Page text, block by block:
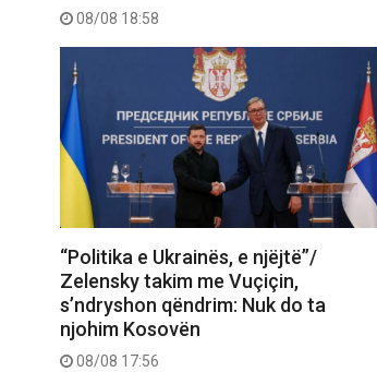
08/08 18:58
“Politika e Ukrainës, e njëjtë”/
Zelensky takim me Vuçiçin,
s’ndryshon qëndrim: Nuk do ta
njohim Kosovën
08/08 17:56